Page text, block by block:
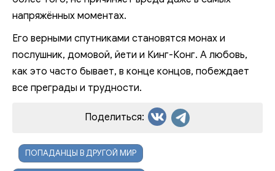
напряжённых моментах.
Его верными спутниками становятся монах и
послушник, домовой, йети и Кинг-Конг. А любовь,
как это часто бывает, в конце концов, побеждает
все преграды и трудности.
Поделиться:
ПОПАДАНЦЫ В ДРУГОЙ МИР